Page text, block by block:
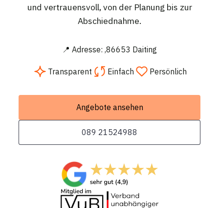
und vertrauensvoll, von der Planung bis zur
Abschiednahme.
📍 Adresse: ,86653 Daiting
Transparent Einfach Persönlich
Angebote ansehen
089 21524988